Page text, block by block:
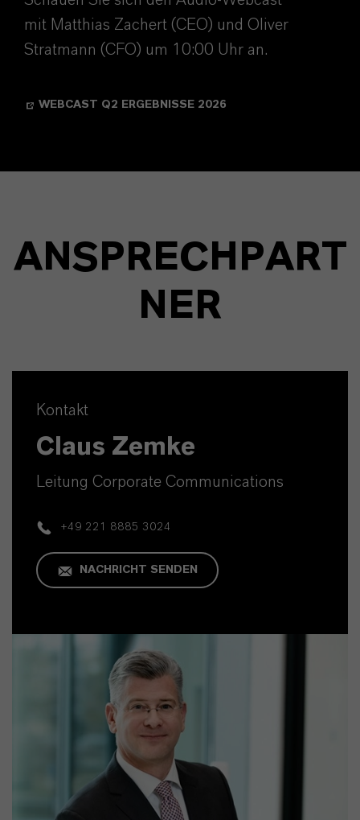
mit Matthias Zachert (CEO) und Oliver
Stratmann (CFO) um 10:00 Uhr an.
WEBCAST Q2 ERGEBNISSE 2026
ANSPRECHPART
NER
Kontakt
Claus Zemke
Leitung Corporate Communications
+49 221 8885 3024
NACHRICHT SENDEN